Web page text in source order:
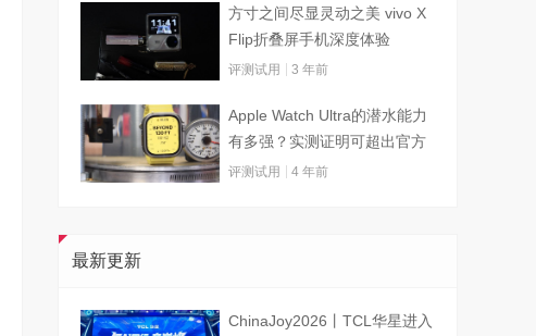
方寸之间尽显灵动之美 vivo X
Flip折叠屏手机深度体验
评测试用 3 年前
Apple Watch Ultra的潜水能力
有多强？实测证明可超出官方
标称值
评测试用 4 年前
最新更新
ChinaJoy2026丨TCL华星进入